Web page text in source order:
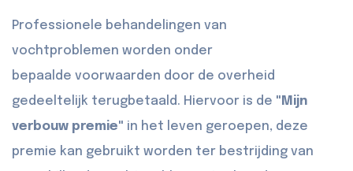
Professionele behandelingen van
vochtproblemen worden onder
bepaalde voorwaarden door de overheid
gedeeltelijk terugbetaald. Hiervoor is de "Mijn
verbouw premie" in het leven geroepen, deze
premie kan gebruikt worden ter bestrijding van